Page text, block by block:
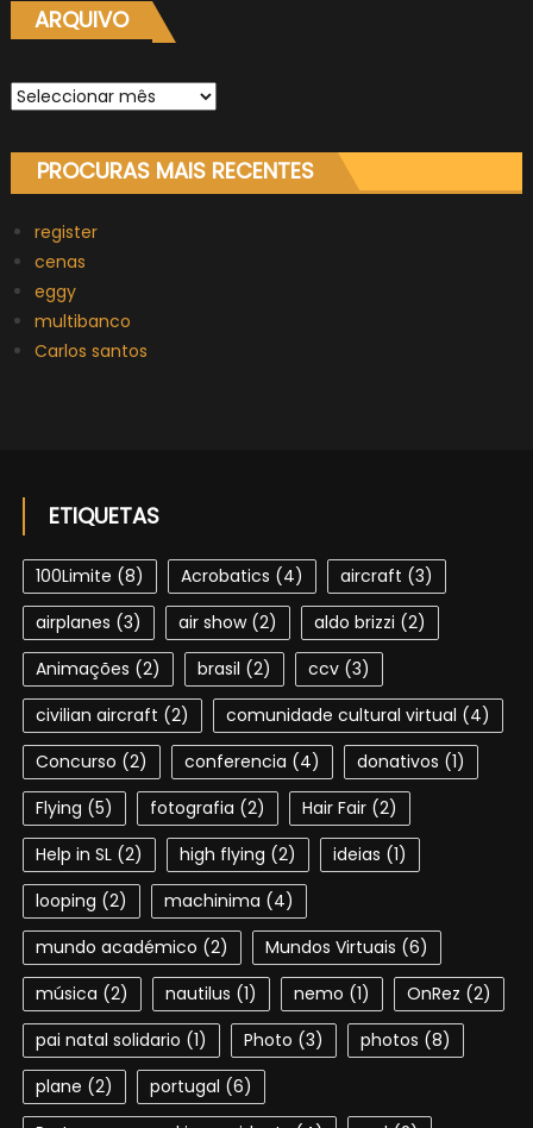
ARQUIVO
Arquivo
PROCURAS MAIS RECENTES
register
cenas
eggy
multibanco
Carlos santos
ETIQUETAS
100Limite (8) Acrobatics (4) aircraft (3)
airplanes (3) air show(2) aldo brizzi (2)
Animações (2) brasil (2) ccv(3)
civilian aircraft (2) comunidade cultural virtual (4)
Concurso (2) conferencia (4) donativos (1)
Flying (5) fotografia (2) Hair Fair(2)
Help in SL(2) high flying (2) ideias (1)
looping (2) machinima (4)
mundo académico (2) Mundos Virtuais (6)
música (2) nautilus (1) nemo (1) OnRez (2)
pai natal solidario (1) Photo (3) photos (8)
plane (2) portugal (6)